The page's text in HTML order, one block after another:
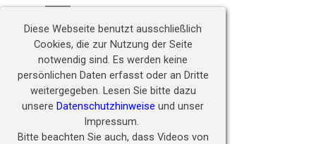
Diese Webseite benutzt ausschließlich
Cookies, die zur Nutzung der Seite
notwendig sind. Es werden keine
persönlichen Daten erfasst oder an Dritte
weitergegeben. Lesen Sie bitte dazu
unsere Datenschutzhinweise und unser
Impressum.
Bitte beachten Sie auch, dass Videos von
Direkt zum Seiteninhalt
Zukunft ermöglichen